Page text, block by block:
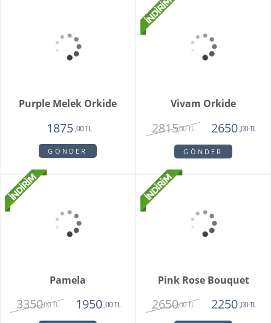
Purple Melek Orkide
GÖNDER
Vivam Orkide
2815
GÖNDER